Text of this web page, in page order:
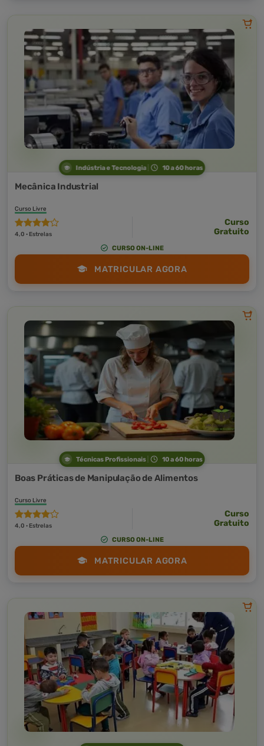
Indústria e Tecnologia 10 a 60 horas
Mecânica Industrial
Curso Livre
4,0 · Estrelas
Curso
Gratuito
CURSO ON-LINE
MATRICULAR AGORA
Técnicas Profissionais 10 a 60 horas
Boas Práticas de Manipulação de Alimentos
Curso Livre
4,0 · Estrelas
Curso
Gratuito
CURSO ON-LINE
MATRICULAR AGORA